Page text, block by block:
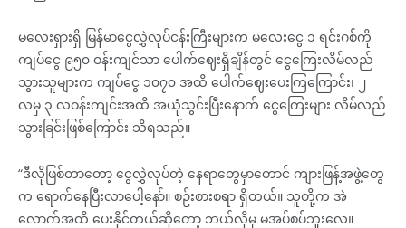
မလေးရှားရှိ မြန်မာငွေလွှဲလုပ်ငန်းကြီးများက မလေးငွေ ၁ ရင်းဂစ်ကို
ကျပ်ငွေ ၉၅၀ ဝန်းကျင်သာ ပေါက်ဈေးရှိချိန်တွင် ငွေကြေးလိမ်လည်
သွားသူများက ကျပ်ငွေ ၁၀၇၀ အထိ ပေါက်ဈေးပေးကြကြောင်း၊ ၂
လမှ ၃ လဝန်းကျင်းအထိ အယုံသွင်းပြီးနောက် ငွေကြေးများ လိမ်လည်
သွားခြင်းဖြစ်ကြောင်း သိရသည်။
“ဒီလိုဖြစ်တာတော့ ငွေလွှဲလုပ်တဲ့ နေရာတွေမှာတောင် ကျားဖြန့်အဖွဲ့တွေ
က ရောက်နေပြီးလာပေါ့နော်။ စဉ်းစားစရာ ရှိတယ်။ သူတို့က အဲ
လောက်အထိ ပေးနိုင်တယ်ဆိုတော့ ဘယ်လိုမှ မအပ်စပ်ဘူးလေ။